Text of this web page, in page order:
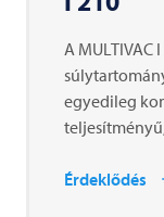
A MULTIVAC
egyedileg
Érdeklődés